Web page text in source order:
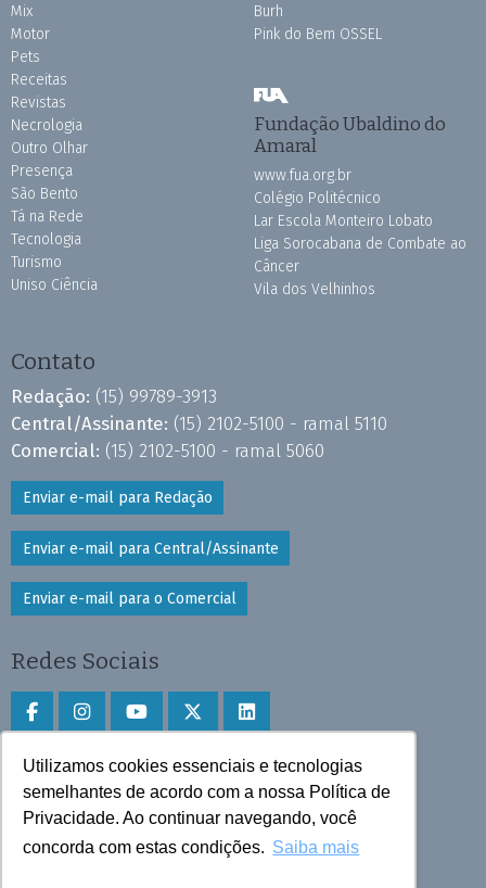
Utilizamos cookies essenciais e tecnologias
semelhantes de acordo com a nossa Política de
Privacidade. Ao continuar navegando, você
concorda com estas condições. Saiba mais
Mix
Motor
Pets
Receitas
Revistas
Necrologia
Outro Olhar
Presença
São Bento
Tá na Rede
Tecnologia
Turismo
Uniso Ciência
Burh
Pink do Bem OSSEL
Fundação Ubaldino do
Amaral
www.fua.org.br
Colégio Politécnico
Lar Escola Monteiro Lobato
Liga Sorocabana de Combate ao
Câncer
Vila dos Velhinhos
Contato
Redação: (15) 99789-3913
Central/Assinante: (15) 2102-5100 - ramal 5110
Comercial: (15) 2102-5100 - ramal 5060
Enviar e-mail para Redação
Enviar e-mail para Central/Assinante
Enviar e-mail para o Comercial
Redes Sociais
Faça download do aplicativo
Play Store e App Store